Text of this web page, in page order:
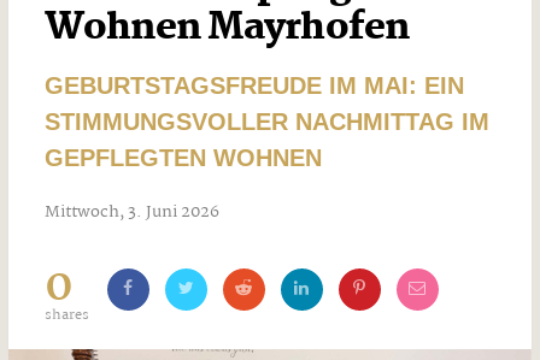
Wohnen Mayrhofen
GEBURTSTAGSFREUDE IM MAI: EIN
STIMMUNGSVOLLER NACHMITTAG IM
GEPFLEGTEN WOHNEN
Mittwoch, 3. Juni 2026
0
shares